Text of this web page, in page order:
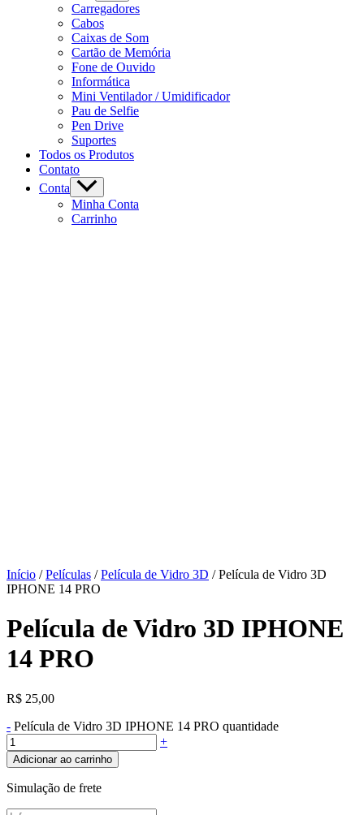
Carregadores
Cabos
Caixas de Som
Cartão de Memória
Fone de Ouvido
Informática
Mini Ventilador / Umidificador
Pau de Selfie
Pen Drive
Suportes
Todos os Produtos
Contato
Conta
Minha Conta
Carrinho
Início /Películas /Película de Vidro 3D / Película de Vidro 3D
IPHONE 14 PRO
Película de Vidro 3D IPHONE
14 PRO
R$ 25,00
- Película de Vidro 3D IPHONE 14 PRO quantidade
+
Adicionar ao carrinho
Simulação de frete